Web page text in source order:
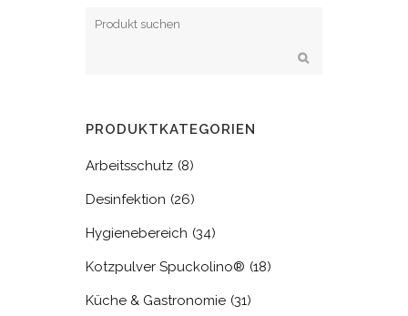
PRODUKTKATEGORIEN
Arbeitsschutz (8)
Desinfektion (26)
Hygienebereich (34)
Kotzpulver Spuckolino® (18)
Küche & Gastronomie (31)